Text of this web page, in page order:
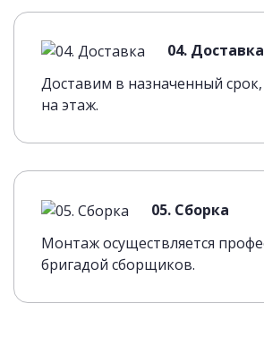
04. Доставка
Доставим в назначенный
на этаж.
05. Сборка
Монтаж осуществляется
бригадой сборщиков.